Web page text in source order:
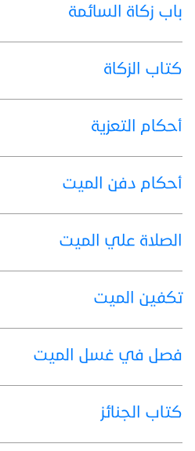
باب زكاة السائمة
كتاب الزكاة
أحكام التعزية
أحكام دفن الميت
الصلاة علي الميت
تكفين الميت
فصل في غسل الميت
كتاب الجنائز